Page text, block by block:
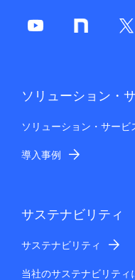
ソリューション・
ソリューション・サービ
導入事例
サステナビリティ
サステナビリティ
当社のサステナビリティ